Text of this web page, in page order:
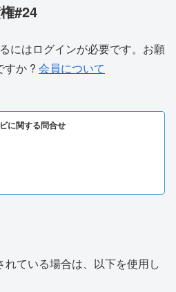
#24
にはログインが必要です。お願
すか ? 会員について
に関する問合せ
ている場合は、以下を使用し